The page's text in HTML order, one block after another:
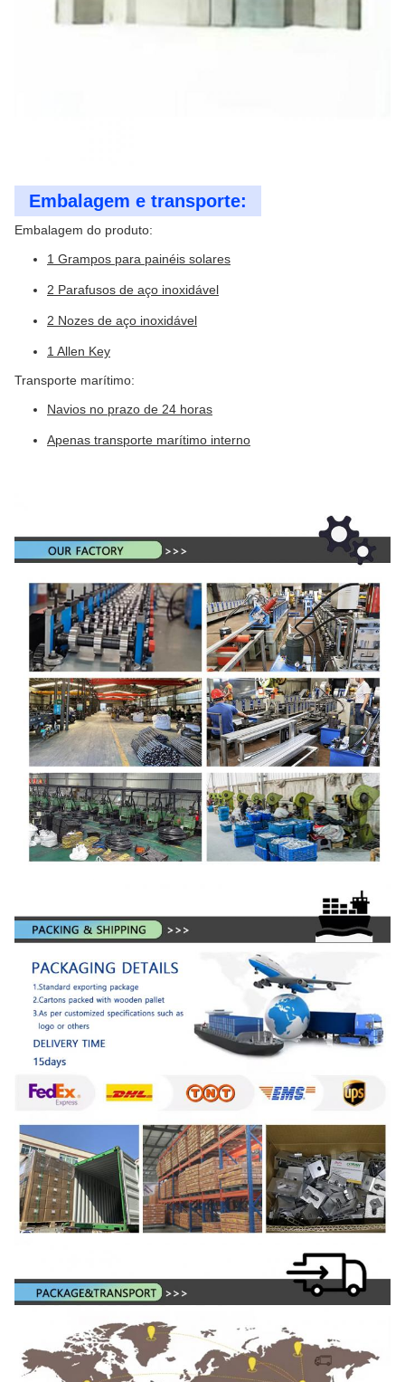
Embalagem e transporte:
Embalagem do produto:
1 Grampos para painéis solares
2 Parafusos de aço inoxidável
2 Nozes de aço inoxidável
1 Allen Key
Transporte marítimo:
Navios no prazo de 24 horas
Apenas transporte marítimo interno